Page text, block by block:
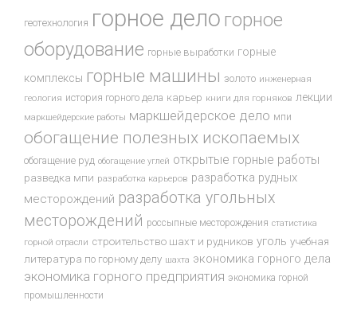
геотехнология горное дело горное
оборудование горные выработки горные
комплексы горные машины золото инженерная
геология история горного дела карьер книги для горняков лекции
маркшейдерские работы маркшейдерское дело мпи
обогащение полезных ископаемых
обогащение руд обогащение углей открытые горные работы
разведка мпи разработка карьеров разработка рудных
месторождений разработка угольных
месторождений россыпные месторождения статистика
горной отрасли строительство шахт и рудников уголь учебная
литература по горному делу шахта экономика горного дела
экономика горного предприятия экономика горной
промышленности